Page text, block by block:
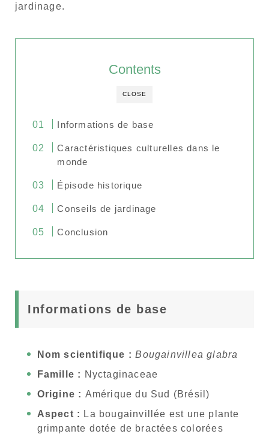
jardinage.
CLOSE
Contents
Informations de base
Caractéristiques culturelles dans le
monde
Épisode historique
Conseils de jardinage
Conclusion
Informations de base
Nom scientifique : Bougainvillea glabra
Famille : Nyctaginaceae
Origine : Amérique du Sud (Brésil)
Aspect : La bougainvillée est une plante
grimpante dotée de bractées colorées